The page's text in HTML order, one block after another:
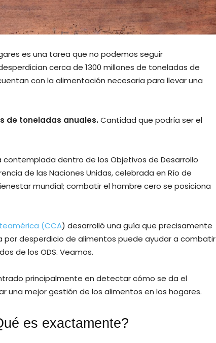
es una tarea que no podemos seguir
cerca de 1300 millones de toneladas de
con la alimentación necesaria para llevar una
de toneladas anuales.Cantidad que podría ser el
dentro de los Objetivos de Desarrollo
de las Naciones Unidas, celebrada en Río de
mundial; combatir el hambre cero se posiciona
(CCA) desarrolló una guía que precisamente
desperdicio de alimentos puede ayudar a combatir
de los ODS. Veamos.
principalmente en detectar cómo se da el
una mejor gestión de los alimentos en los hogares.
es exactamente?